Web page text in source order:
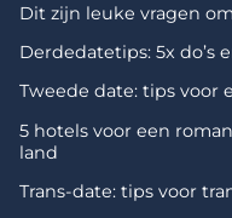
Dit zijn leuke vragen
Derdedatetips: 5x do’s
Tweede date: tips voor
5 hotels voor een
land
Trans-date: tips voor